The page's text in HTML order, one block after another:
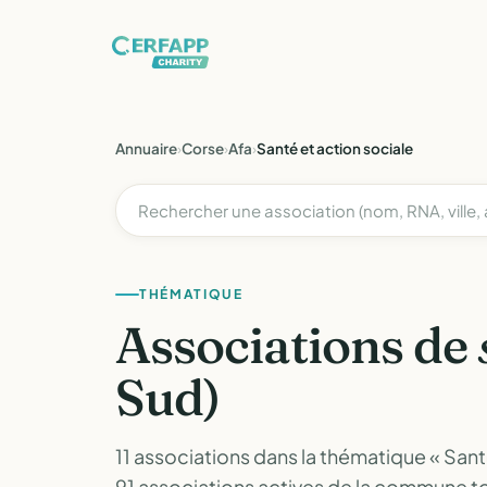
Annuaire›Corse›Afa›Santé et action sociale
THÉMATIQUE
Associations de
Sud)
11 associations dans la thématique «